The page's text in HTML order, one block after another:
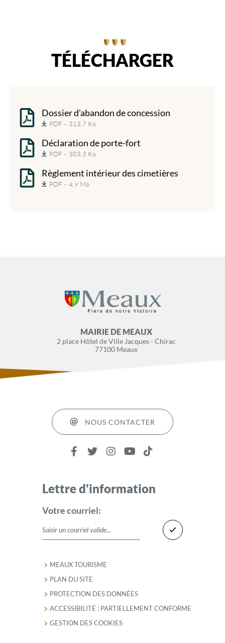
TÉLÉCHARGER
Dossier d’abandon de concession
PDF 313,7 Ko
Déclaration de porte-fort
PDF 303,3 Ko
Règlement intérieur des cimetières
PDF 4,9 Mo
MAIRIE DE MEAUX
2 place Hôtel de Ville Jacques - Chirac
77100 Meaux
NOUS CONTACTER
Lettre d'information
Votre courriel:
MEAUX TOURISME
PLAN DU SITE
PROTECTION DES DONNÉES
ACCESSIBILITÉ : PARTIELLEMENT CONFORME
GESTION DES COOKIES